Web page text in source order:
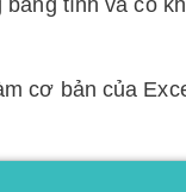
cơ bản của